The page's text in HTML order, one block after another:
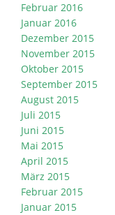
Februar 2016
Januar 2016
Dezember 2015
November 2015
Oktober 2015
September 2015
August 2015
Juli 2015
Juni 2015
Mai 2015
April 2015
März 2015
Februar 2015
Januar 2015